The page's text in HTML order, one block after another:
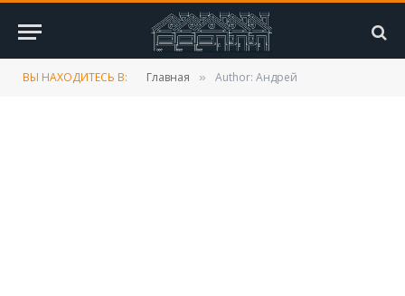
ВЫ НАХОДИТЕСЬ В: Главная » Author: Андрей